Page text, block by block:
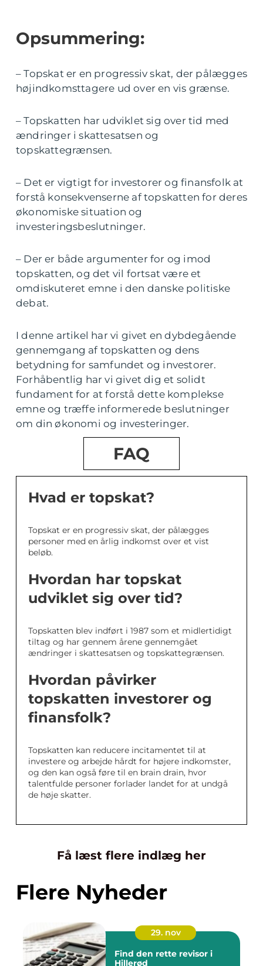
Opsummering:
– Topskat er en progressiv skat, der pålægges
højindkomsttagere ud over en vis grænse.
– Topskatten har udviklet sig over tid med
ændringer i skattesatsen og
topskattegrænsen.
– Det er vigtigt for investorer og finansfolk at
forstå konsekvenserne af topskatten for deres
økonomiske situation og
investeringsbeslutninger.
– Der er både argumenter for og imod
topskatten, og det vil fortsat være et
omdiskuteret emne i den danske politiske
debat.
I denne artikel har vi givet en dybdegående
gennemgang af topskatten og dens
betydning for samfundet og investorer.
Forhåbentlig har vi givet dig et solidt
fundament for at forstå dette komplekse
emne og træffe informerede beslutninger
om din økonomi og investeringer.
FAQ
Hvad er topskat?
Topskat er en progressiv skat, der pålægges
personer med en årlig indkomst over et vist
beløb.
Hvordan har topskat
udviklet sig over tid?
Topskatten blev indført i 1987 som et midlertidigt
tiltag og har gennem årene gennemgået
ændringer i skattesatsen og topskattegrænsen.
Hvordan påvirker
topskatten investorer og
finansfolk?
Topskatten kan reducere incitamentet til at
investere og arbejde hårdt for højere indkomster,
og den kan også føre til en brain drain, hvor
talentfulde personer forlader landet for at undgå
de høje skatter.
Få læst flere indlæg her
Flere Nyheder
29. nov
Find den rette revisor i
Hillerød